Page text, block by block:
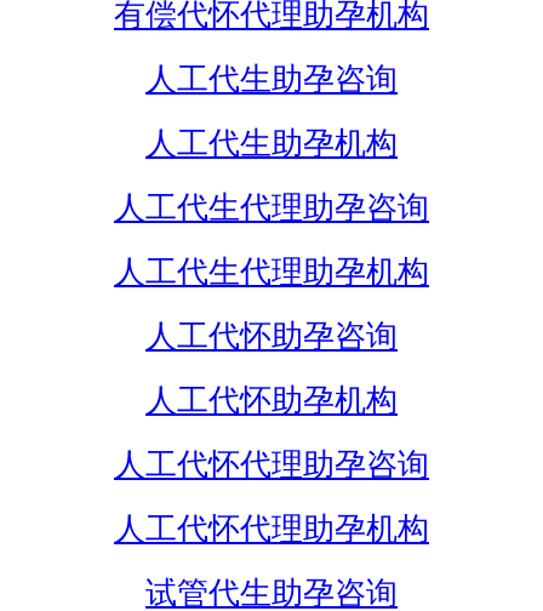
有偿代怀代理助孕机构
人工代生助孕咨询
人工代生助孕机构
人工代生代理助孕咨询
人工代生代理助孕机构
人工代怀助孕咨询
人工代怀助孕机构
人工代怀代理助孕咨询
人工代怀代理助孕机构
试管代生助孕咨询